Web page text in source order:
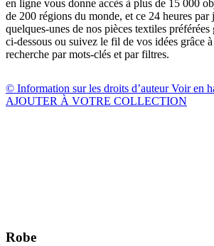
en ligne vous donne accès à plus de 15 000
de 200 régions du monde, et ce 24 heures
quelques-unes de nos pièces textiles
ci-dessous ou suivez le fil de vos idées grâce
recherche par mots-clés et par filtres.
© Information sur les droits d’auteurVoir en
AJOUTER À VOTRE COLLECTION
Robe